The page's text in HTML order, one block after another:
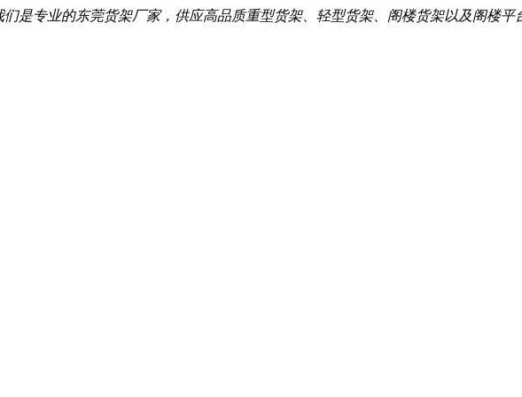
是专业的东莞货架厂家，供应高品质重型货架、轻型货架、阁楼货架以及阁楼平